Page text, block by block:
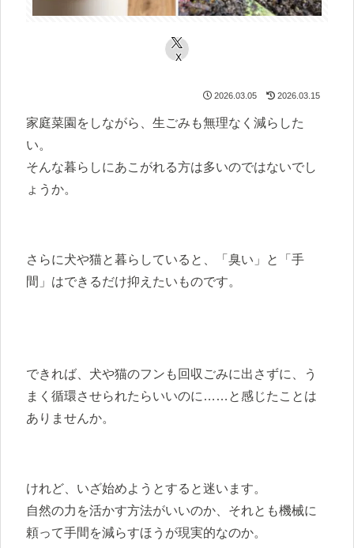
X
2026.03.05 2026.03.15
家庭菜園をしながら、生ごみも無理なく減らした
い。
そんな暮らしにあこがれる方は多いのではないでし
ょうか。
さらに犬や猫と暮らしていると、「臭い」と「手
間」はできるだけ抑えたいものです。
できれば、犬や猫のフンも回収ごみに出さずに、う
まく循環させられたらいいのに……と感じたことは
ありませんか。
けれど、いざ始めようとすると迷います。
自然の力を活かす方法がいいのか、それとも機械に
頼って手間を減らすほうが現実的なのか。